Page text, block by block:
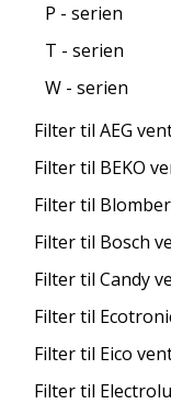
P - serien
T - serien
W - serien
Filter til AEG
Filter til BEKO
Filter til
Filter til Bosch
Filter til Candy
Filter til
Filter til Eico
Filter til